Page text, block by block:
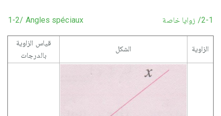
1-2/ Angles spéciaux 2-1/ زوايا خاصة
قياس الزاوية
بالدرجات
الشكل الزاوية